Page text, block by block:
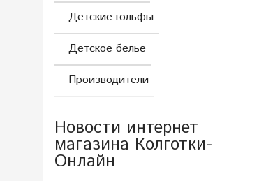
Детские гольфы
Детское белье
Производители
Новости интернет
магазина Колготки-
Онлайн